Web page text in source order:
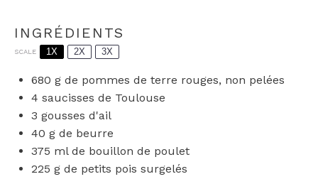
INGRÉDIENTS
SCALE 1X 2X 3X
680 g de pommes de terre rouges, non pelées
4 saucisses de Toulouse
3 gousses d'ail
40 g de beurre
375 ml de bouillon de poulet
225 g de petits pois surgelés